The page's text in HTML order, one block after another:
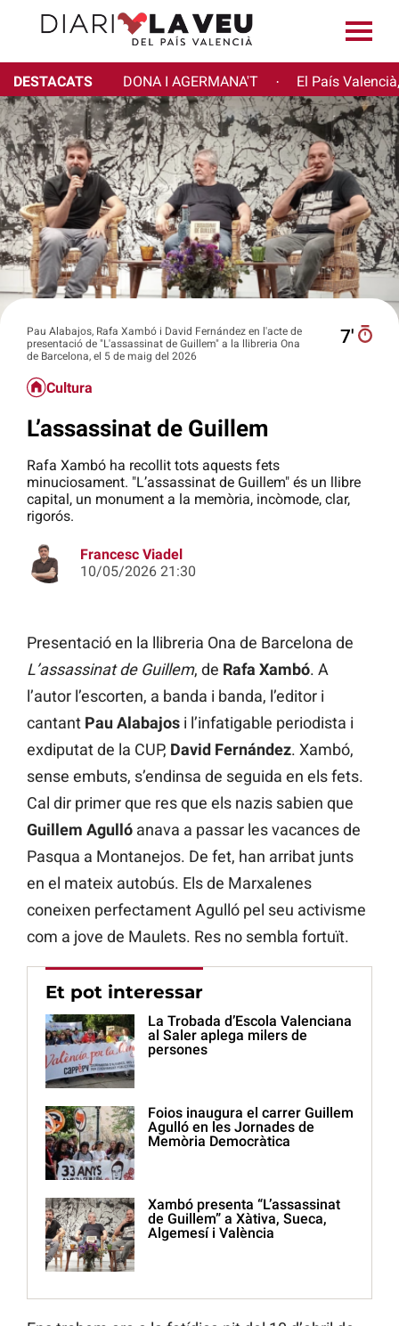
DESTACATS DONA I AGERMANA'T · El País
Pau Alabajos, Rafa Xambó i David Fernández en l'acte de
presentació de "L'assassinat de Guillem" a la llibreria Ona
de Barcelona, el 5 de maig del 2026
7′
Cultura
L’assassinat de Guillem
Rafa Xambó ha recollit tots aquests fets
minuciosament. "L’assassinat de Guillem" és un llibre
capital, un monument a la memòria, incòmode, clar,
rigorós.
Francesc Viadel
10/05/2026 21:30
Presentació en la llibreria Ona de Barcelona de
L’assassinat de Guillem, de Rafa Xambó. A
l’autor l’escorten, a banda i banda, l’editor i
cantant Pau Alabajos i l’infatigable periodista i
exdiputat de la CUP, David Fernández. Xambó,
sense embuts, s’endinsa de seguida en els fets.
Cal dir primer que res que els nazis sabien que
Guillem Agulló anava a passar les vacances de
Pasqua a Montanejos. De fet, han arribat junts
en el mateix autobús. Els de Marxalenes
coneixen perfectament Agulló pel seu activisme
com a jove de Maulets. Res no sembla fortuït.
Et pot interessar
La Trobada d’Escola Valenciana
al Saler aplega milers de
persones
Foios inaugura el carrer Guillem
Agulló en les Jornades de
Memòria Democràtica
Xambó presenta “L’assassinat
de Guillem” a Xàtiva, Sueca,
Algemesí i València